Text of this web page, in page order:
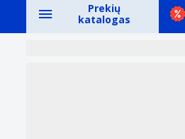
Prekių
katalogas